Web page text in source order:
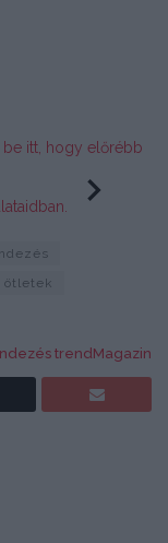
be itt, hogy előrébb
ötletek
trendMagazin